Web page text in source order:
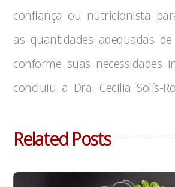
confiança ou nutricionista
as quantidades adequadas
conforme suas necessidades
concluiu a Dra. Cecilia Solís-
Related Posts